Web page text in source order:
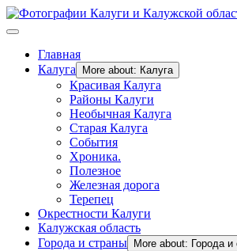
Главная
Калуга
More about: Калуга
Красивая Калуга
Районы Калуги
Необычная Калуга
Старая Калуга
События
Хроника.
Полезное
Железная дорога
Терепец
Окрестности Калуги
Калужская область
Города и страны
More about: Города и